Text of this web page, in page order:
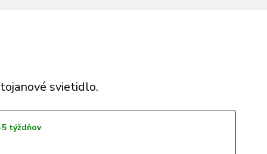
svietidlo.
týždňov